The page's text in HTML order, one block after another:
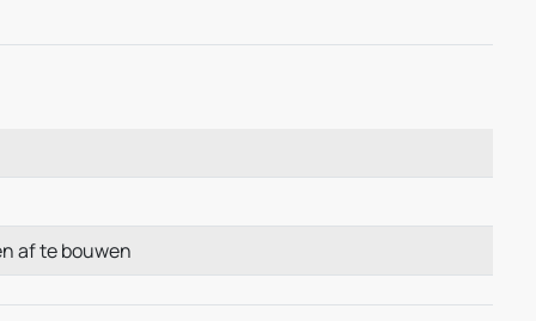
af te bouwen